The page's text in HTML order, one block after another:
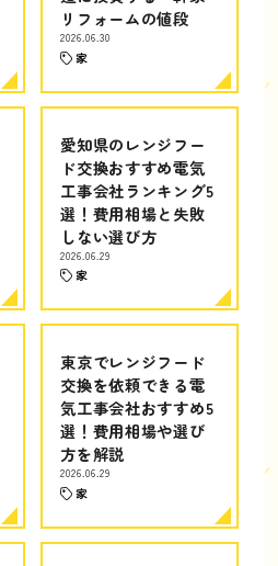
リフォームの値段
2026.06.30
家
愛知県のレンジフー
ド交換おすすめ電気
工事会社ランキング5
選！費用相場と失敗
しない選び方
2026.06.29
家
東京でレンジフード
交換を依頼できる電
気工事会社おすすめ5
選！費用相場や選び
方を解説
2026.06.29
家